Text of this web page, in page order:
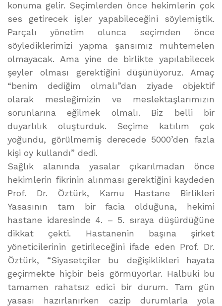
konuma gelir. Seçimlerden önce hekimlerin çok
ses getirecek işler yapabileceğini söylemiştik.
Parçalı yönetim olunca seçimden önce
söylediklerimizi yapma şansımız muhtemelen
olmayacak. Ama yine de birlikte yapılabilecek
şeyler olması gerektiğini düşünüyoruz. Amaç
“benim dediğim olmalı”dan ziyade objektif
olarak mesleğimizin ve meslektaşlarımızın
sorunlarına eğilmek olmalı. Biz belli bir
duyarlılık oluşturduk. Seçime katılım çok
yoğundu, görülmemiş derecede 5000’den fazla
kişi oy kullandı” dedi.
Sağlık alanında yasalar çıkarılmadan önce
hekimlerin fikrinin alınması gerektiğini kaydeden
Prof. Dr. Öztürk, Kamu Hastane Birlikleri
Yasasının tam bir facia olduğuna, hekimi
hastane idaresinde 4. – 5. sıraya düşürdüğüne
dikkat çekti. Hastanenin başına şirket
yöneticilerinin getirileceğini ifade eden Prof. Dr.
Öztürk, “Siyasetçiler bu değişiklikleri hayata
geçirmekte hiçbir beis görmüyorlar. Halbuki bu
tamamen rahatsız edici bir durum. Tam gün
yasası hazırlanırken cazip durumlarla yola